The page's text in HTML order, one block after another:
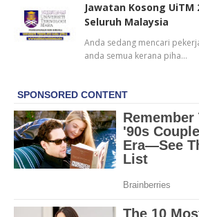
Jawatan Kosong UiTM
Seluruh Malaysia
Anda sedang mencari
anda semua kerana piha…